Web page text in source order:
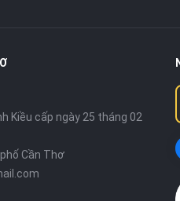
Đỉnh Cao Dành Cho
mới nhất đến từ Nubia, được
thiết kế đậm chất gaming, màn
trở thành lựa chọn hàng đầu
Kiều cấp ngày 25 tháng 02
Cần Thơ